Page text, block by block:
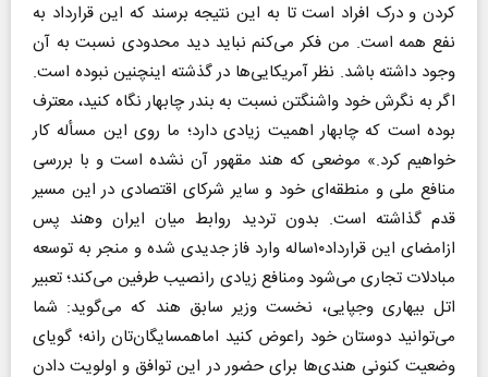
کردن و درک افراد است تا به این نتیجه برسند که این قرارداد به
نفع همه است. من فکر می‌کنم نباید دید محدودی نسبت به آن
وجود داشته باشد. نظر آمریکایی‌ها در گذشته اینچنین نبوده است.
اگر به نگرش خود واشنگتن نسبت به بندر چابهار نگاه کنید، معترف
بوده است که چابهار اهمیت زیادی دارد؛ ما روی این مسأله کار
خواهیم کرد.» موضعی که هند مقهور آن نشده است و با بررسی
منافع ملی و منطقه‌ای خود و سایر شرکای اقتصادی در این مسیر
قدم گذاشته است. بدون تردید روابط میان ایران وهند پس
ازامضای این قرارداد۱۰ساله وارد فاز جدیدی شده و منجر به توسعه
مبادلات تجاری می‌شود ومنافع زیادی رانصیب طرفین می‌کند‌؛ تعبیر
‌اتل بیهاری وجپایی‌، نخست وزیر سابق هند که می‌گوید: شما
می‌توانید دوستان خود راعوض کنید اماهمسایگان‌تان رانه؛ گویای
وضعیت کنونی هندی‌ها برای حضور در این توافق و اولویت دادن